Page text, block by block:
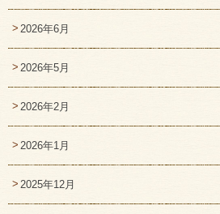
2026年6月
2026年5月
2026年2月
2026年1月
2025年12月